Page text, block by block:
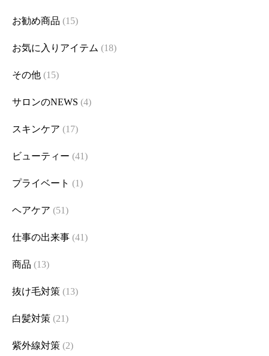
お勧め商品 (15)
お気に入りアイテム (18)
その他 (15)
サロンのNEWS (4)
スキンケア (17)
ビューティー (41)
プライベート (1)
ヘアケア (51)
仕事の出来事 (41)
商品 (13)
抜け毛対策 (13)
白髪対策 (21)
紫外線対策 (2)